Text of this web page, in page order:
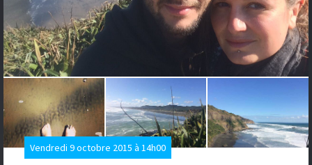
Vendredi 9 octobre 2015 à 14h00